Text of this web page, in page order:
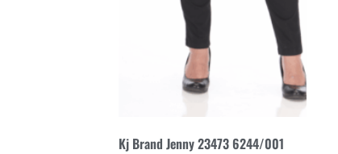
Kj Brand Jenny 23473 6244/001